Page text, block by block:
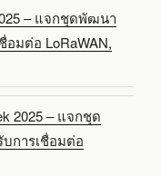
– แจกชุดพัฒนา
อมต่อ LoRaWAN,
2025 – แจกชุด
การเชื่อมต่อ